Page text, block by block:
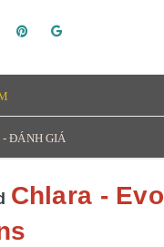
ĐÁNH GIÁ
Chlara - Evo